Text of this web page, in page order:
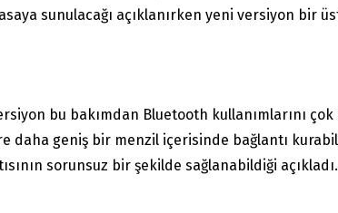
sunulacağı açıklanırken yeni versiyon bir
bu bakımdan Bluetooth kullanımlarını çok
daha geniş bir menzil içerisinde bağlantı
sorunsuz bir şekilde sağlanabildiği açıkladı.